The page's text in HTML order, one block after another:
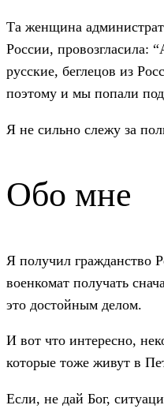
Та женщина
России, провозгласила:
русские, беглецов из
поэтому и мы попали
Я не сильно слежу за
Обо мне
Я получил гражданство
военкомат получать
это достойным делом.
И вот что интересно,
которые тоже живут в
Если, не дай Бог,